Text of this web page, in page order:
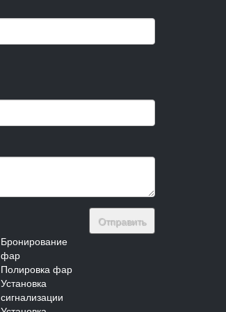
Отправить
Бронирование
фар
Полировка фар
Установка
сигнализации